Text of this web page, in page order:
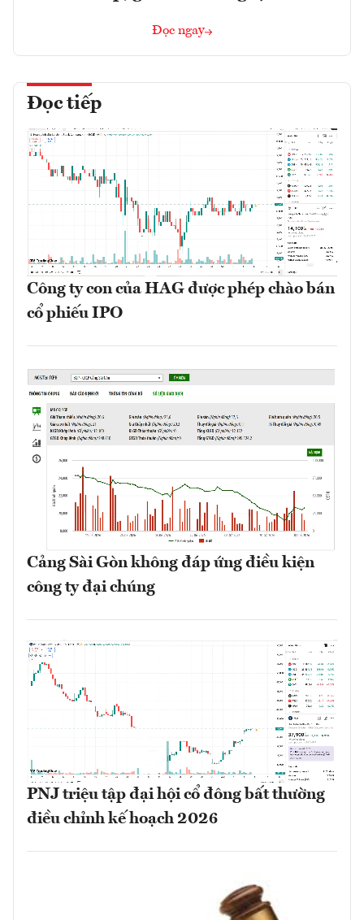
Đọc ngay
Đọc tiếp
Công ty con của HAG được phép chào bán
cổ phiếu IPO
Cảng Sài Gòn không đáp ứng điều kiện
công ty đại chúng
PNJ triệu tập đại hội cổ đông bất thường
điều chỉnh kế hoạch 2026